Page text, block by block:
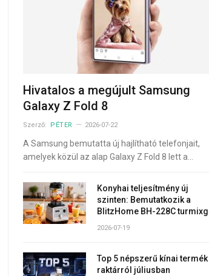
Hivatalos a megújult Samsung
Galaxy Z Fold 8
Szerző: PÉTER 2026-07-22
A Samsung bemutatta új hajlítható telefonjait,
amelyek közül az alap Galaxy Z Fold 8 lett a…
Konyhai teljesítmény új
szinten: Bemutatkozik a
BlitzHome BH-228C
2026-07-19
Top 5 népszerű kínai termék
raktárról júliusban